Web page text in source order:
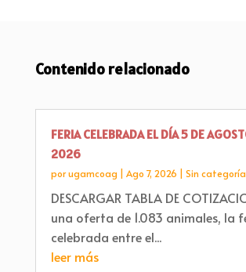
Contenido relacionado
FERIA CELEBRADA EL DÍA 5 DE
2026
porugamcoag Ago 7, 2026 Sin categoría
DESCARGAR TABLA DE
una oferta de 1.083 animales, la
celebrada entre el...
leer más